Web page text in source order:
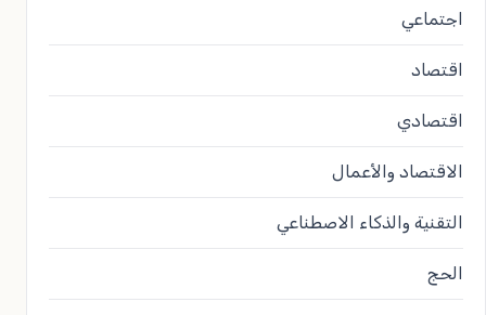
اجتماعي
اقتصاد
اقتصادي
الاقتصاد والأعمال
التقنية والذكاء الاصطناعي
الحج